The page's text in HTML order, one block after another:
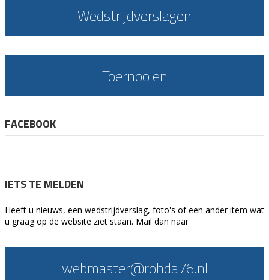
Wedstrijdverslagen
Toernooien
FACEBOOK
IETS TE MELDEN
Heeft u nieuws, een wedstrijdverslag, foto's of een ander item wat
u graag op de website ziet staan. Mail dan naar
webmaster@rohda76.nl